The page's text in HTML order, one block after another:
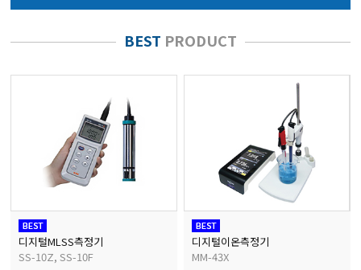
마이크로피펫
수분계/회전계/도막두께
현미경/확대경
BEST PRODUCT
디지털MLSS측정기
SS-10Z, SS-10F
디지털이온측정기
MM-43X